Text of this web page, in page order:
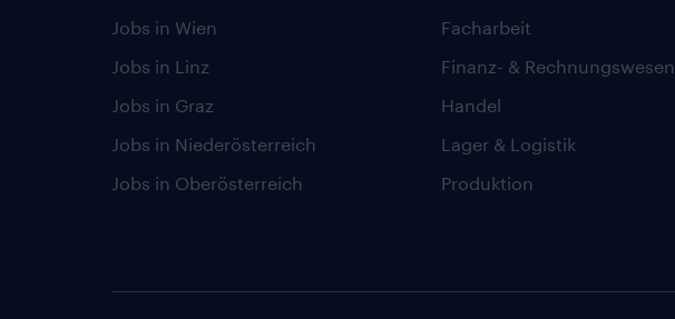
Jobs in Wien
Jobs in Linz
Jobs in Graz
Jobs in Niederösterreich
Jobs in Oberösterreich
Facharbeit
Finanz- & Rechnungswesen
Handel
Lager & Logistik
Produktion